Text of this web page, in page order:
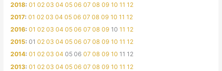
2018:01 02 03 04 05 06 07 08 09 10 11 12
2017:01 02 03 04 05 06 07 08 09 10 11 12
2016:01 02 03 04 05 06 07 08 09 10 11 12
2015:01 02 03 04 05 06 07 08 09 10 11 12
2014:01 02 03 04 05 06 07 08 09 10 11 12
2013:01 02 03 04 05 06 07 08 09 10 11 12